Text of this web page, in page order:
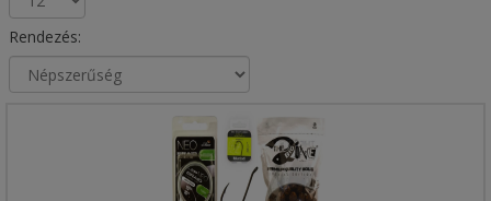
Rendezés: